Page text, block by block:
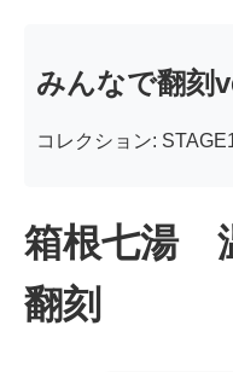
みんなで翻刻
コレクション:
箱根七湯
翻刻